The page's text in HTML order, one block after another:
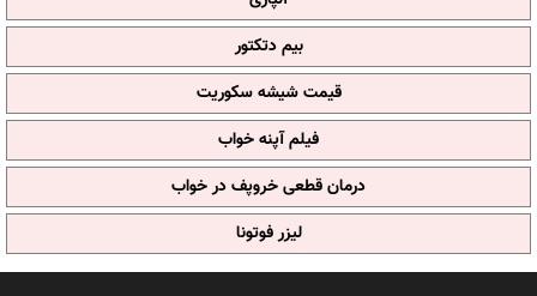
بیم دتکتور
قیمت شیشه سکوریت
فیلم آپنه خواب
درمان قطعی خروپف در خواب
لیزر فوتونا